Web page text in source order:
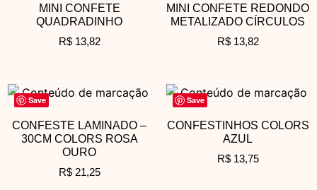
MINI CONFETE
QUADRADINHO
R$13,82
MINI CONFETE REDONDO
METALIZADO CÍRCULOS
R$13,82
Save
CONFESTE LAMINADO –
30CM COLORS ROSA
OURO
R$21,25
Save
CONFESTINHOS COLORS
AZUL
R$13,75